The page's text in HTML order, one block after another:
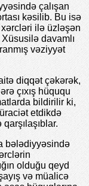
çalışan
kəsilib. Bu isə
xərcləri ilə üzləşən
davamlı
vəziyyət
diqqət çəkərək,
çıxış hüququ
bildirilir ki,
etdikdə
bələdiyyəsində
olduğu qeyd
və müalicə